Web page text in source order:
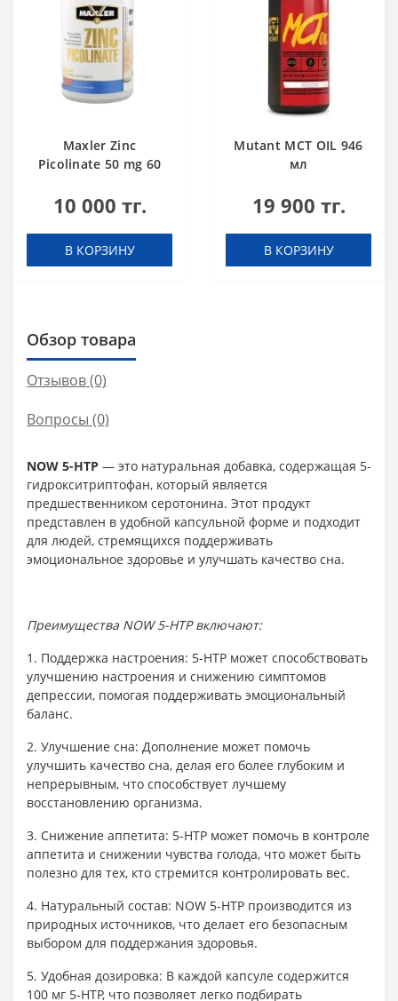
Maxler Zinc
Picolinate 50 mg 60
10 000 тг.
В КОРЗИНУ
Mutant MCT OIL 946
мл
19 900 тг.
В КОРЗИНУ
Обзор товара
Отзывов (0)
Вопросы (0)
NOW 5-HTP — это натуральная добавка, содержащая 5-
гидрокситриптофан, который является
предшественником серотонина. Этот продукт
представлен в удобной капсульной форме и подходит
для людей, стремящихся поддерживать
эмоциональное здоровье и улучшать качество сна.
Преимущества NOW 5-HTP включают:
1. Поддержка настроения: 5-HTP может способствовать
улучшению настроения и снижению симптомов
депрессии, помогая поддерживать эмоциональный
баланс.
2. Улучшение сна: Дополнение может помочь
улучшить качество сна, делая его более глубоким и
непрерывным, что способствует лучшему
восстановлению организма.
3. Снижение аппетита: 5-HTP может помочь в контроле
аппетита и снижении чувства голода, что может быть
полезно для тех, кто стремится контролировать вес.
4. Натуральный состав: NOW 5-HTP производится из
природных источников, что делает его безопасным
выбором для поддержания здоровья.
5. Удобная дозировка: В каждой капсуле содержится
100 мг 5-HTP, что позволяет легко подбирать